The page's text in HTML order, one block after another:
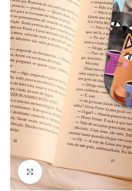
Kliknij aby powiększyć